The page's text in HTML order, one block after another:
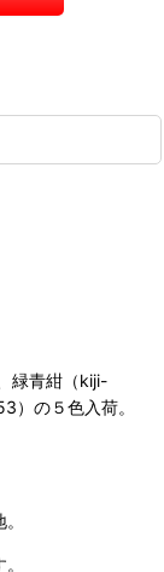
緑青紺（kiji-
の５色入荷。